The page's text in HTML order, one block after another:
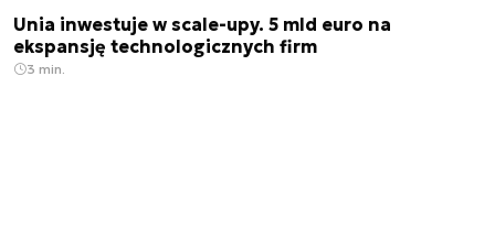
Unia inwestuje w scale-upy. 5 mld euro na
ekspansję technologicznych firm
3 min.